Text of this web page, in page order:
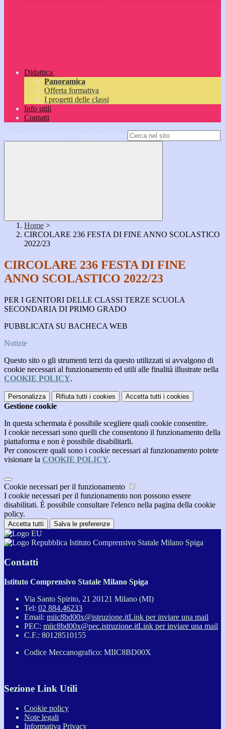
Didattica
Panoramica
Offerta formativa
I progetti delle classi
Info utili
Contatti
Home >
CIRCOLARE 236 FESTA DI FINE ANNO SCOLASTICO
2022/23
CIRCOLARE 236 FESTA DI FINE
ANNO SCOLASTICO 2022/23
PER I GENITORI DELLE CLASSI TERZE SCUOLA
SECONDARIA DI PRIMO GRADO
PUBBLICATA SU BACHECA WEB
Notizie
Questo sito o gli strumenti terzi da questo utilizzati si avvalgono di
cookie necessari al funzionamento ed utili alle finalità illustrate nella
COOKIE POLICY.
Personalizza Rifiuta tutti i cookies Accetta tutti i cookies
Gestione cookie
In questa schermata è possibile scegliere quali cookie consentire.
I cookie necessari sono quelli che consentono il funzionamento della
piattaforma e non è possibile disabilitarli.
Per conoscere quali sono i cookie necessari al funzionamento potete
visionare la COOKIE POLICY.
Cookie necessari per il funzionamento
I cookie necessari per il funzionamento non possono essere
disabilitati. È possibile consultare l'elenco nella pagina della cookie
policy.
Accetta tutti Salva le preferenze
Istituto Comprensivo Statale Milano Spiga
Contatti
Istituto Comprensivo Statale Milano Spiga
Via Santo Spirito, 21 20121 Milano (MI)
Tel: 02 884.46233
Email: miic8bd00x@istruzione.itLink per inviare una mail
PEC: miic8bd00x@pec.istruzione.itLink per inviare una mail
C.F.: 80128510155
Codice Meccanografico: MIIC8BD00X
Sezione Link Utili
Cookie policy
Note legali
Informativa Privacy